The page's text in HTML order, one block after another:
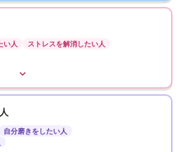
い人 ストレスを解消したい人
自分磨きをしたい人